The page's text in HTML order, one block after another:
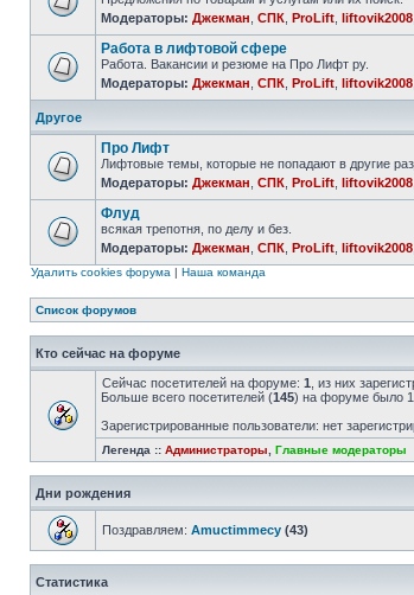
Модераторы: Джекман СПК ProLift liftovik2008
Работа в лифтовой сфере
Работа. Вакансии и резюме на Про Лифт ру.
Модераторы: Джекман СПК ProLift liftovik2008
Другое
Про Лифт
Лифтовые темы, которые не попадают в другие
Модераторы: Джекман СПК ProLift liftovik2008
Флуд
всякая трепотня, по делу и без.
Модераторы: Джекман СПК ProLift liftovik2008
Удалить cookies форума | Наша команда
Список форумов
Кто сейчас на форуме
Сейчас посетителей на форуме: 1 , из них
Больше всего посетителей (145) на форуме было
Зарегистрированные пользователи: нет
Легенда :: Администраторы Главные модераторы
Дни рождения
Поздравляем: Amuctimmecy (43)
Статистика